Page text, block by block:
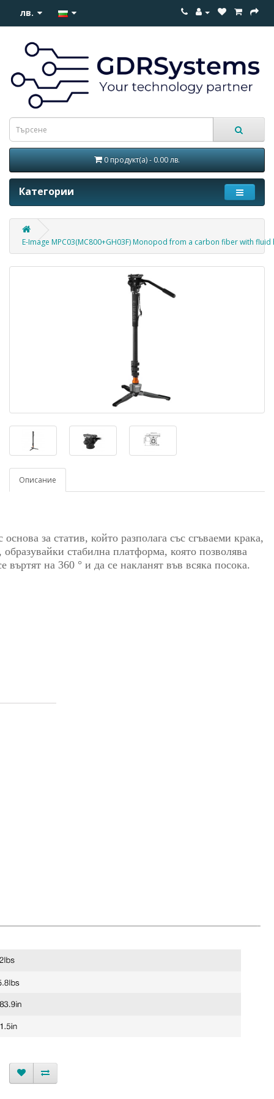
лв.
0 продукт(а) - 0.00 лв.
Категории
E-Image MPC03(MC800+GH03F) Monopod from a carbon fiber with fluid
Описание
за статив, който разполага със сгъваеми крака,
стабилна платформа, която позволява
на 360 ° и да се накланят във всяка посока.